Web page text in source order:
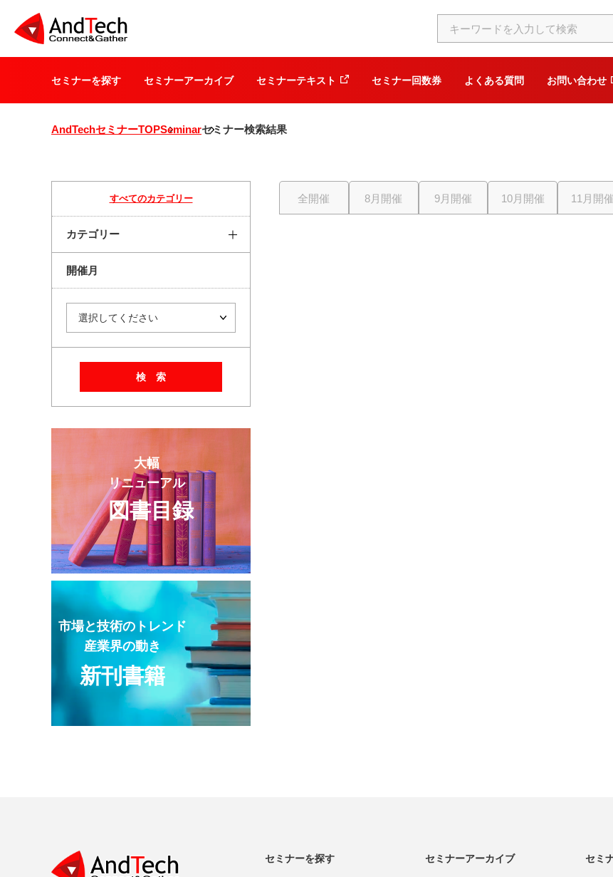
セミナーを探す セミナーアーカイブ セミナーテキスト セミナー回数券 よくある質問 お問い合わせ
AndTechセミナーTOPSeminarセミナー検索結果
全開催 8月開催 9月開催 10月開催 11月開催
すべてのカテゴリー
カテゴリー
開催月
検 索
大幅
リニューアル
図書目録
市場と技術のトレンド
産業界の動き
新刊書籍
セミナーを探す セミナーアーカイブ セミ